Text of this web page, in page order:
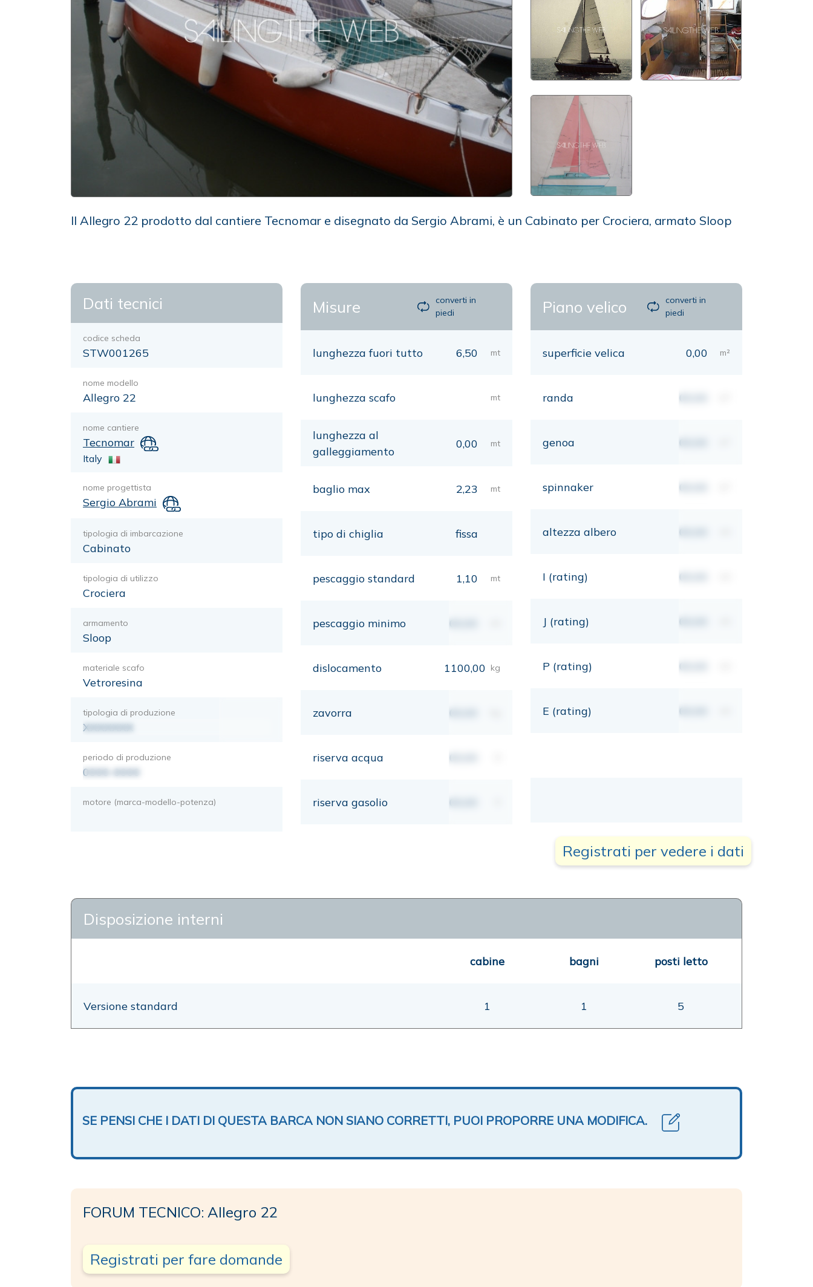
Il Allegro 22 prodotto dal cantiere Tecnomar e disegnato da Sergio Abrami, è un Cabinato per Crociera, armato Sloop
Dati tecnici
codice scheda
STW001265
nome modello
Allegro 22
nome cantiere
Tecnomar
Italy
nome progettista
Sergio Abrami
tipologia di imbarcazione
Cabinato
tipologia di utilizzo
Crociera
armamento
Sloop
materiale scafo
Vetroresina
tipologia di produzione
XXXXXXX
periodo di produzione
0000-0000
motore (marca-modello-potenza)
Misure
converti in
piedi
lunghezza fuori tutto 6,50 mt
lunghezza scafo mt
lunghezza al
galleggiamento
0,00 mt
baglio max 2,23 mt
tipo di chiglia fissa
pescaggio standard 1,10 mt
pescaggio minimo 00,00
dislocamento 1100,00 kg
zavorra 00,00
riserva acqua 00,00
riserva gasolio 00,00
Piano velico
converti in
piedi
superficie velica 0,00 m²
randa 00,00
genoa 00,00
spinnaker 00,00
altezza albero 00,00
I (rating) 00,00
J (rating) 00,00
P (rating) 00,00
E (rating) 00,00
Registrati per vedere i dati
Disposizione interni
cabine bagni posti letto
Versione standard 1 1 5
SE PENSI CHE I DATI DI QUESTA BARCA NON SIANO CORRETTI, PUOI PROPORRE UNA MODIFICA.
FORUM TECNICO: Allegro 22
Registrati per fare domande